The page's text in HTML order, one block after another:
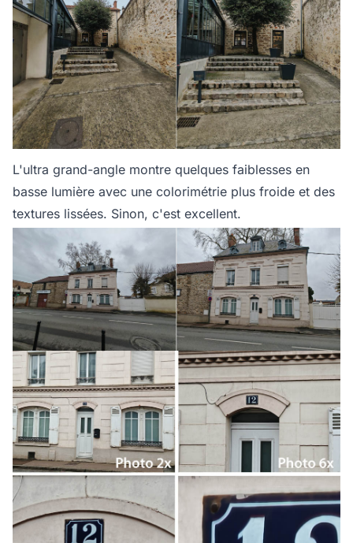
L'ultra grand-angle montre quelques faiblesses en
basse lumière avec une colorimétrie plus froide et des
textures lissées. Sinon, c'est excellent.